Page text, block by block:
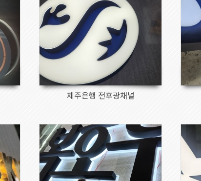
148
제주은행 전후광채널
169